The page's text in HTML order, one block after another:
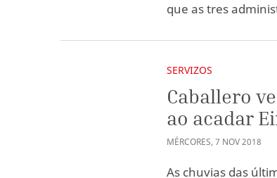
que as tres
SERVIZOS
Caballero
ao acadar
MÉRCORES,7 NOV2018
As chuvias das